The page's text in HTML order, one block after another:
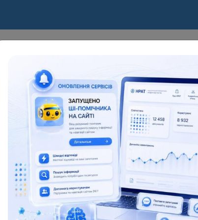
OF ACADEMIC
Reports in the field of scientific and
scientific and technical activities
186 155
Total number
138 083
Full text
degree Useful resources Reviews